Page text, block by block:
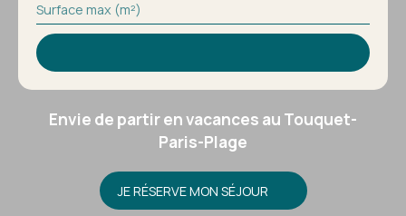
Surface max (m²)
Envie de partir en vacances au Touquet-
Paris-Plage
JE RÉSERVE MON SÉJOUR